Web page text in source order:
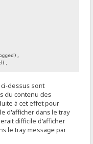
dessus sont
du contenu des
à cet effet pour
d'afficher dans le tray
difficile d'afficher
le tray message par